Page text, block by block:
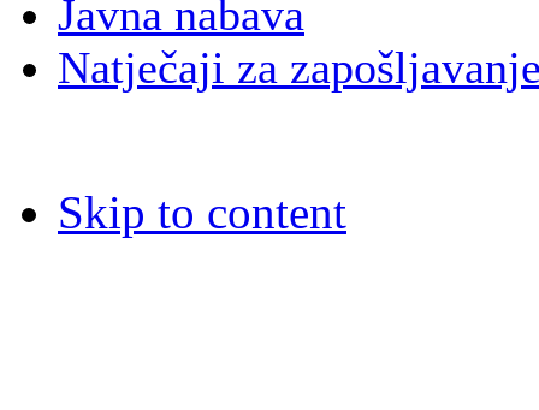
Javna nabava
Natječaji za
Skip to content